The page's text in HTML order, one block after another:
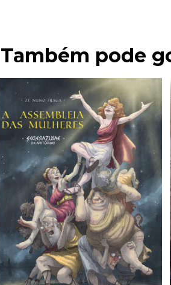
Também pode